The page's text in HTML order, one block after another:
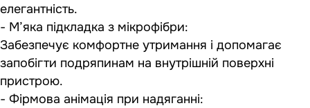
елегантність.
- М’яка підкладка з мікрофібри:
Забезпечує комфортне утримання і допомагає
запобігти подряпинам на внутрішній поверхні
пристрою.
- Фірмова анімація при надяганні: